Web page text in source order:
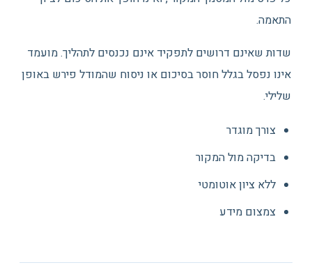
התאמה.
שדות שאינם דרושים לתפקיד אינם נכנסים לתהליך. מועמד
אינו נפסל בגלל חוסר בסיכום או ניסוח שהמודל פירש באופן
שלילי.
צורך מוגדר
בדיקה מול המקור
ללא ציון אוטומטי
צמצום מידע